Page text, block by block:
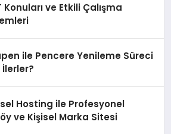
Konuları ve Etkili Çalışma
ile Pencere Yenileme Süreci
İlerler?
Hosting ile Profesyonel
ve Kişisel Marka Sitesi